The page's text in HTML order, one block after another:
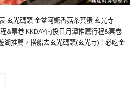
玄光碼頭 金盆阿嬤香菇茶葉蛋 玄光寺
&票卷 KKDAY南投日月潭推薦行程&票卷
湖推薦，搭船去玄光碼頭(玄光寺)！必吃金